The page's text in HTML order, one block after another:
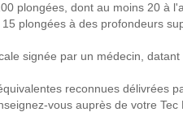
plongées, dont au moins 20 à
plongées à des profondeurs
signée par un médecin,
reconnues délivrées
vous auprès de votre Tec